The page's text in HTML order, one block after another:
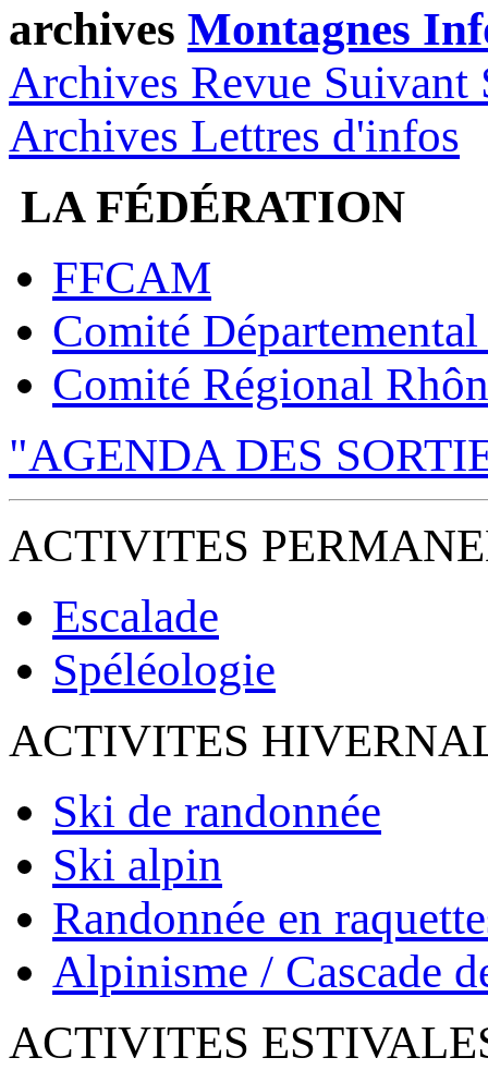
archives Montagnes
Archives Revue Suivant
Archives Lettres d'infos
LA FÉDÉRATION
FFCAM
Comité
Comité Régional
"AGENDA DES
ACTIVITES
Escalade
Spéléologie
ACTIVITES
Ski de randonnée
Ski alpin
Randonnée en
Alpinisme / Cascade
ACTIVITES